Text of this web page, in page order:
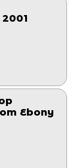
2001
Ebony